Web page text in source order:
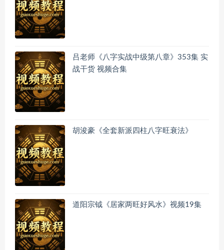
吕老师《八字实战中级第八章》353集 实
战干货 视频合集
胡浚豪《全套新派四柱八字旺衰法》
道阳宗钺《居家两旺好风水》视频19集